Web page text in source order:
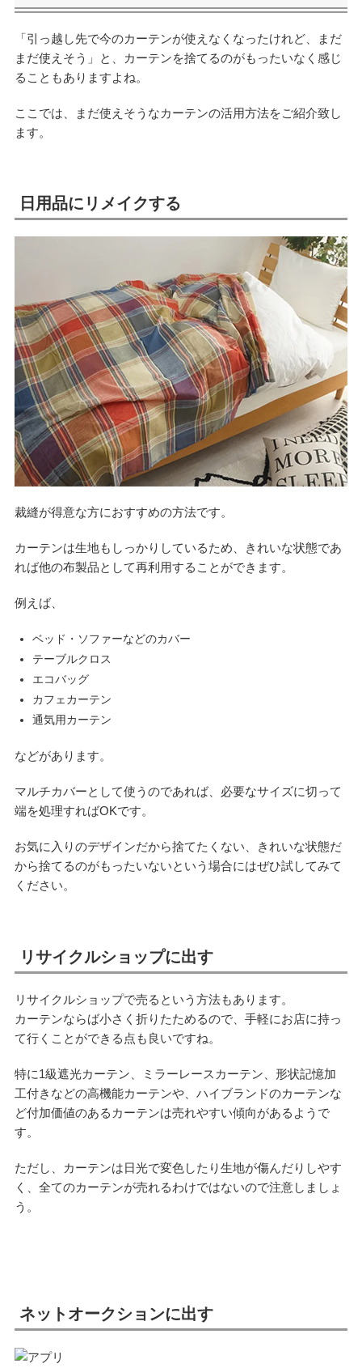
「引っ越し先で今のカーテンが使えなくなったけれど、まだ
まだ使えそう」と、カーテンを捨てるのがもったいなく感じ
ることもありますよね。
ここでは、まだ使えそうなカーテンの活用方法をご紹介致し
ます。
日用品にリメイクする
裁縫が得意な方におすすめの方法です。
カーテンは生地もしっかりしているため、きれいな状態であ
れば他の布製品として再利用することができます。
例えば、
ベッド・ソファーなどのカバー
テーブルクロス
エコバッグ
カフェカーテン
通気用カーテン
などがあります。
マルチカバーとして使うのであれば、必要なサイズに切って
端を処理すればOKです。
お気に入りのデザインだから捨てたくない、きれいな状態だ
から捨てるのがもったいないという場合にはぜひ試してみて
ください。
リサイクルショップに出す
リサイクルショップで売るという方法もあります。
カーテンならば小さく折りたためるので、手軽にお店に持っ
て行くことができる点も良いですね。
特に1級遮光カーテン、ミラーレースカーテン、形状記憶加
工付きなどの高機能カーテンや、ハイブランドのカーテンな
ど付加価値のあるカーテンは売れやすい傾向があるようで
す。
ただし、カーテンは日光で変色したり生地が傷んだりしやす
く、全てのカーテンが売れるわけではないので注意しましょ
う。
ネットオークションに出す